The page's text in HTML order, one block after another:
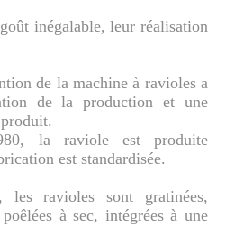
inégalable, leur réalisation
de la machine à ravioles a
de la production et une
la raviole est produite
est standardisée.
les ravioles sont gratinées,
à sec, intégrées à une